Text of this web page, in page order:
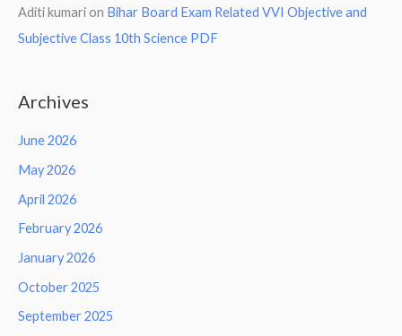
Aditi kumari on Bihar Board Exam Related VVI Objective and
Subjective Class 10th Science PDF
Archives
June 2026
May 2026
April 2026
February 2026
January 2026
October 2025
September 2025